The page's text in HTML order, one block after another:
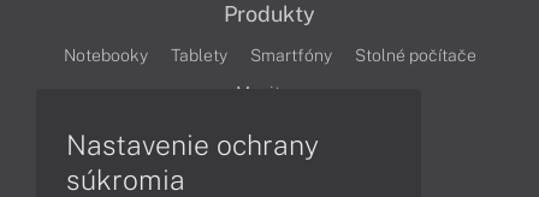
Produkty
Notebooky Tablety Smartfóny
Stolné počítače
Monitory
Nastavenie ochrany
súkromia